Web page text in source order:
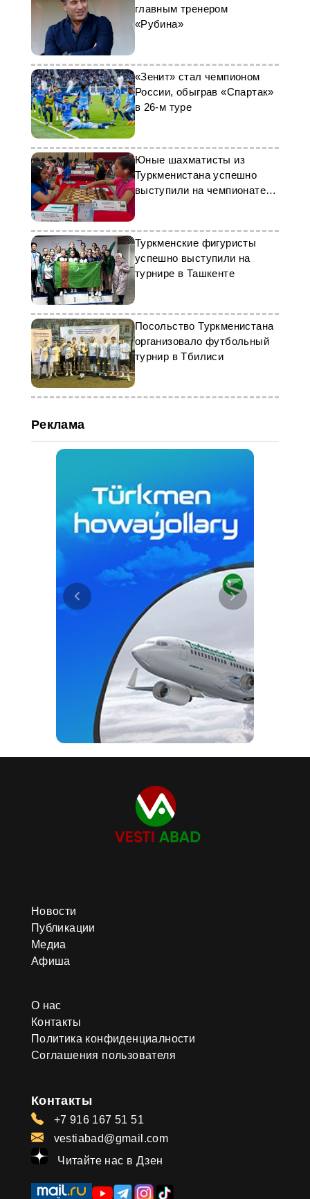
главным тренером
«Рубина»
«Зенит» стал чемпионом
России, обыграв «Спартак»
в 26-м туре
Юные шахматисты из
Туркменистана успешно
выступили на чемпионате
Азии
Туркменские фигуристы
успешно выступили на
турнире в Ташкенте
Посольство Туркменистана
организовало футбольный
турнир в Тбилиси
Реклама
Новости
Публикации
Медиа
Афиша
О нас
Контакты
Политика конфиденциалности
Соглашения пользователя
Контакты
+7 916 167 51 51
vestiabad@gmail.com
Читайте нас в Дзен